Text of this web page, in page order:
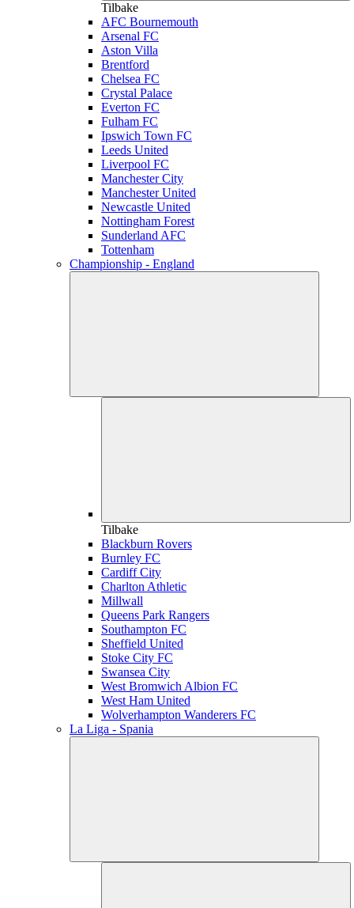
Tilbake
AFC Bournemouth
Arsenal FC
Aston Villa
Brentford
Chelsea FC
Crystal Palace
Everton FC
Fulham FC
Ipswich Town FC
Leeds United
Liverpool FC
Manchester City
Manchester United
Newcastle United
Nottingham Forest
Sunderland AFC
Tottenham
Championship - England
Tilbake
Blackburn Rovers
Burnley FC
Cardiff City
Charlton Athletic
Millwall
Queens Park Rangers
Southampton FC
Sheffield United
Stoke City FC
Swansea City
West Bromwich Albion FC
West Ham United
Wolverhampton Wanderers FC
La Liga - Spania